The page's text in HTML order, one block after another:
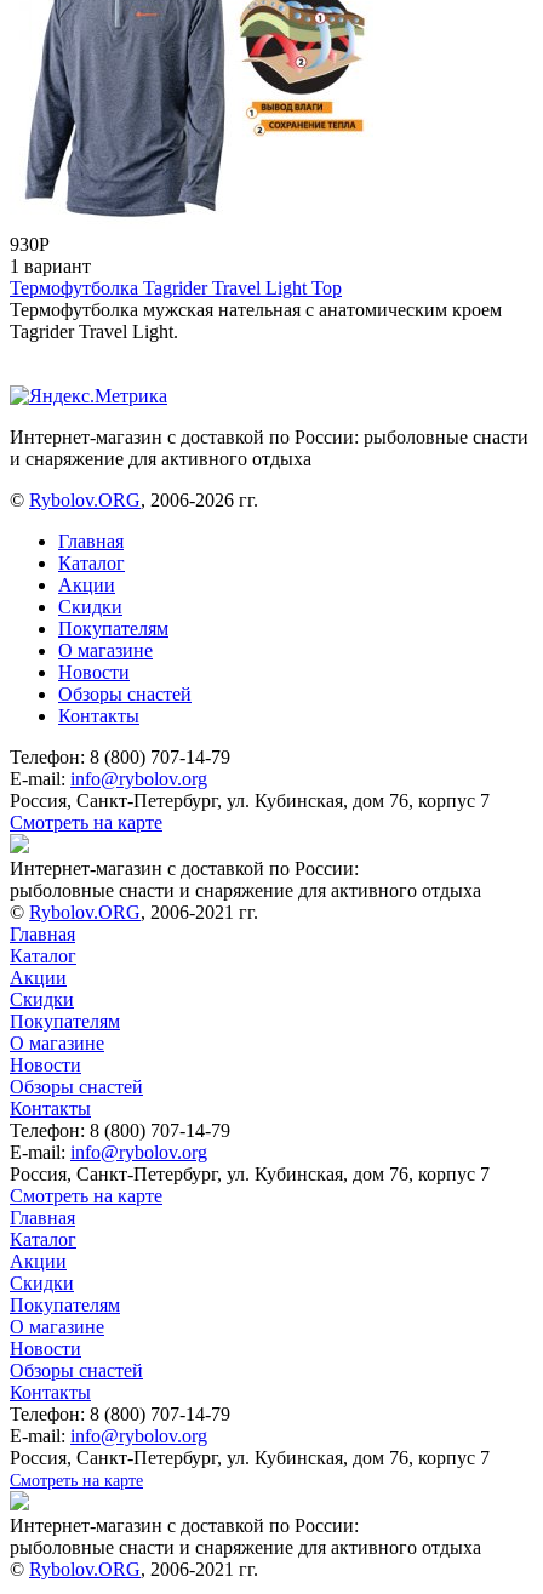
930Р
1 вариант
Термофутболка Tagrider Travel Light Top
Термофутболка мужская нательная с анатомическим кроем
Tagrider Travel Light.
Интернет-магазин с доставкой по России: рыболовные снасти
и снаряжение для активного отдыха
© Rybolov.ORG, 2006-2026 гг.
Главная
Каталог
Акции
Скидки
Покупателям
О магазине
Новости
Обзоры снастей
Контакты
Телефон: 8 (800) 707-14-79
E-mail: info@rybolov.org
Россия, Санкт-Петербург, ул. Кубинская, дом 76, корпус 7
Смотреть на карте
Интернет-магазин с доставкой по России:
рыболовные снасти и снаряжение для активного отдыха
© Rybolov.ORG, 2006-2021 гг.
Главная
Каталог
Акции
Скидки
Покупателям
О магазине
Новости
Обзоры снастей
Контакты
Телефон: 8 (800) 707-14-79
E-mail: info@rybolov.org
Россия, Санкт-Петербург, ул. Кубинская, дом 76, корпус 7
Смотреть на карте
Главная
Каталог
Акции
Скидки
Покупателям
О магазине
Новости
Обзоры снастей
Контакты
Телефон: 8 (800) 707-14-79
E-mail: info@rybolov.org
Россия, Санкт-Петербург, ул. Кубинская, дом 76, корпус 7
Смотреть на карте
Интернет-магазин с доставкой по России:
рыболовные снасти и снаряжение для активного отдыха
© Rybolov.ORG, 2006-2021 гг.